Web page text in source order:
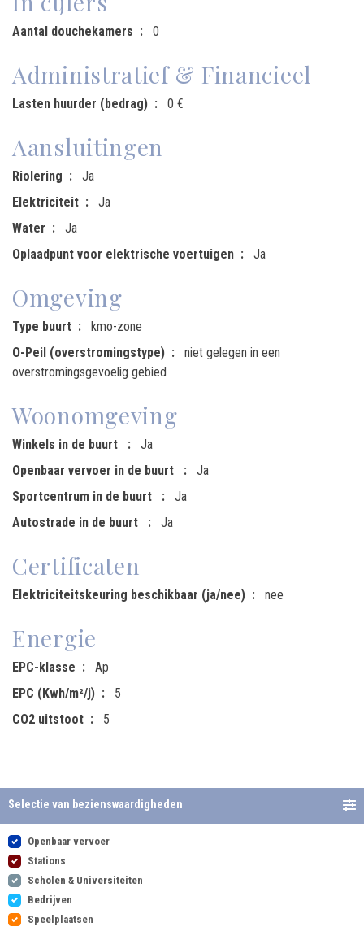
Aantal douchekamers 0
Administratief & Financieel
Lasten huurder (bedrag) 0 €
Aansluitingen
Riolering
Ja
Elektriciteit
Ja
Water
Ja
Oplaadpunt voor elektrische voertuigen
Ja
Omgeving
Type buurt
kmo-zone
O-Peil (overstromingstype)
niet gelegen in een
overstromingsgevoelig gebied
Woonomgeving
Winkels in de buurt
Ja
Openbaar vervoer in de buurt
Ja
Sportcentrum in de buurt
Ja
Autostrade in de buurt
Ja
Certificaten
Elektriciteitskeuring beschikbaar (ja/nee) nee
Energie
EPC-klasse
Ap
EPC (Kwh/m²/j)
5
CO2 uitstoot
5
Selectie van bezienswaardigheden
Openbaar vervoer
Stations
Scholen & Universiteiten
Bedrijven
Speelplaatsen